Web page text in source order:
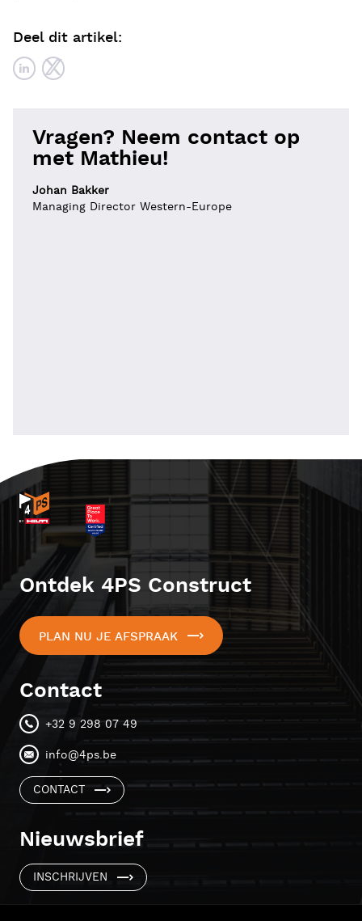
Deel dit artikel:
Vragen? Neem contact op
met Mathieu!
Johan Bakker
Managing Director Western-Europe
Ontdek 4PS Construct
PLAN NU JE AFSPRAAK
Contact
+32 9 298 07 49
info@4ps.be
CONTACT
Nieuwsbrief
INSCHRIJVEN